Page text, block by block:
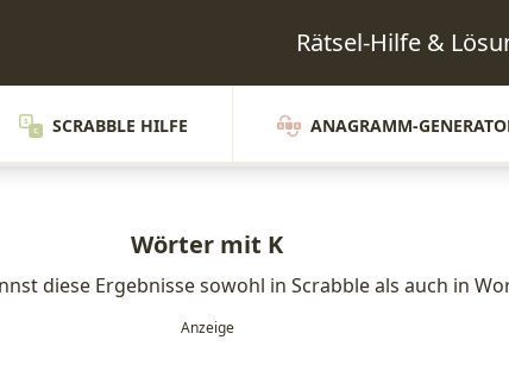
Rätsel-Hilfe &
SCRABBLE HILFE ANAGRAMM-
Wörter mit K
diese Ergebnisse sowohl in Scrabble als auch in